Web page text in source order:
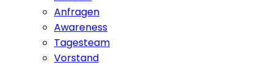
Anfragen
Awareness
Tagesteam
Vorstand